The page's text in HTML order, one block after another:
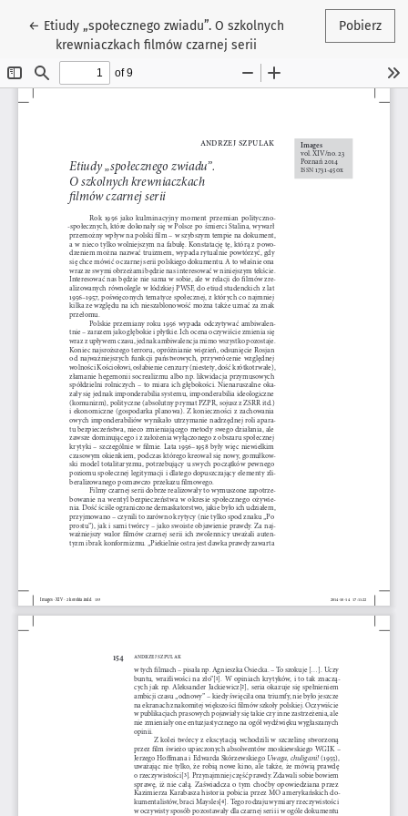
← Wróć do szczegółów artykułu
Etiudy „społecznego zwiadu”. O szkolnych
krewniaczkach filmów czarnej serii
Pobierz